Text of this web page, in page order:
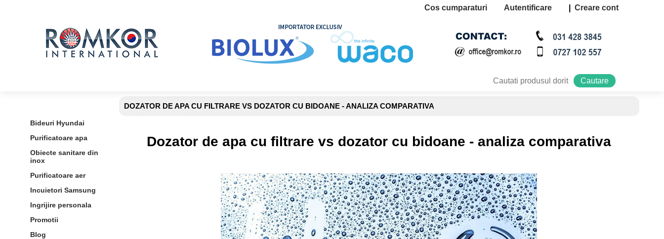
Cos cumparaturi Autentificare Creare cont
Bideuri Hyundai
Purificatoare apa
Obiecte sanitare din
inox
Purificatoare aer
Incuietori Samsung
Ingrijire personala
Promotii
Blog
DOZATOR DE APA CU FILTRARE VS DOZATOR CU BIDOANE - ANALIZA COMPARATIVA
Dozator de apa cu filtrare vs dozator cu bidoane - analiza comparativa